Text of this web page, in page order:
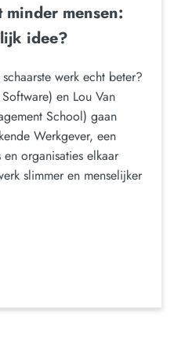
mensen:
idee?
werk echt beter?
en Lou Van
School) gaan
Werkgever, een
organisaties elkaar
slimmer en menselijker